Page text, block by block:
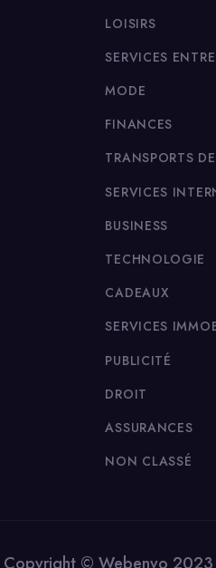
LOISIRS
SERVICES
MODE
FINANCES
TRANSPORTS
SERVICES
BUSINESS
TECHNOLOGIE
CADEAUX
SERVICES
PUBLICITÉ
DROIT
ASSURANCES
NON CLASSÉ